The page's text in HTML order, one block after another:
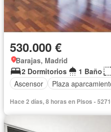
530.000 €
Barajas, Madrid
2 Dormitorios
1 Baño
Ascensor
Plaza
Hace 2 días, 8 horas en Pisos -